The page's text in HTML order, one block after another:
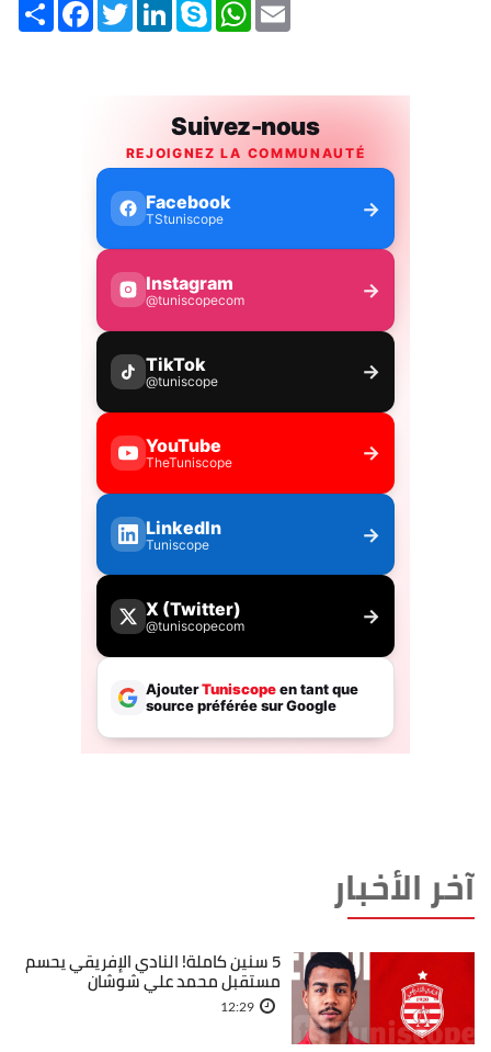
Share FacebookTwitterLinkedInSkype WhatsApp
آخر الأخبار
5 سنين كاملة! النادي الإفريقي يحسم
مستقبل محمد علي شوشان
12:29